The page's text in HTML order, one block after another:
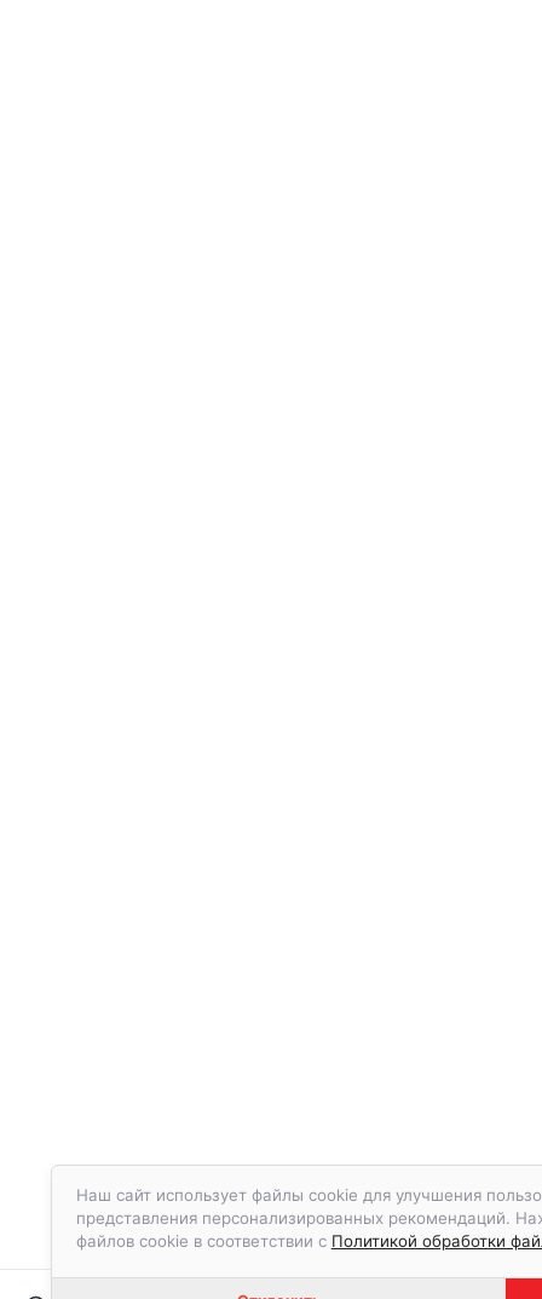
Наш сайт использует файлы cookie для улучшения
представления персонализированных рекомендаций.
файлов cookie в соответствии с Политикой обработки